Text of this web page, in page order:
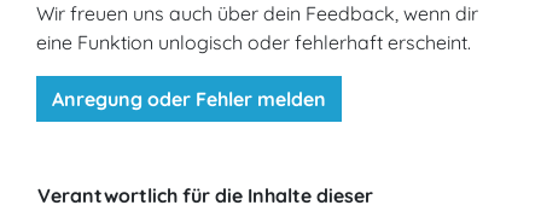
Wir freuen uns auch über dein Feedback, wenn dir
eine Funktion unlogisch oder fehlerhaft erscheint.
Anregung oder Fehler melden
Verantwortlich für die Inhalte dieser